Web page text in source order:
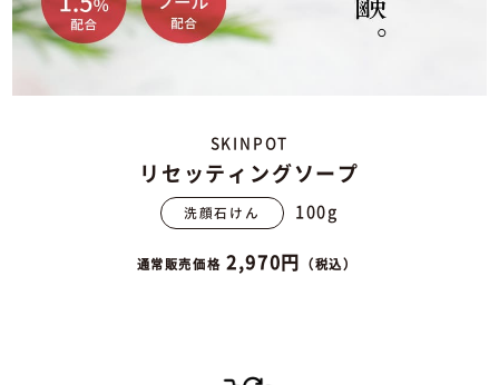
SKINPOT
リセッティングソープ
洗顔石けん 100g
通常販売価格 2,970円 （税込）